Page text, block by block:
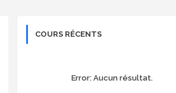
COURS RÉCENTS
Error: Aucun résultat.